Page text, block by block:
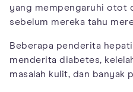
yang mempengaruhi otot
sebelum mereka tahu
Beberapa penderita
menderita diabetes,
masalah kulit, dan banyak